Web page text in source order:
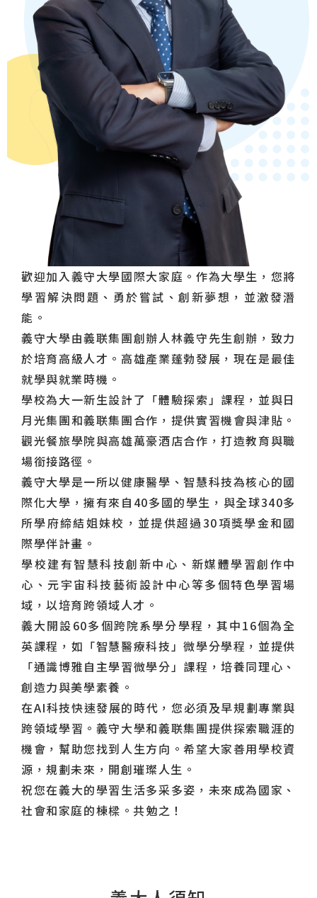
歡迎加入義守大學國際大家庭。作為大學生，您將
學習解決問題、勇於嘗試、創新夢想，並激發潛
能。
義守大學由義联集團創辦人林義守先生創辦，致力
於培育高級人才。高雄產業蓬勃發展，現在是最佳
就學與就業時機。
學校為大一新生設計了「體驗探索」課程，並與日
月光集團和義联集團合作，提供實習機會與津貼。
觀光餐旅學院與高雄萬豪酒店合作，打造教育與職
場銜接路徑。
義守大學是一所以健康醫學、智慧科技為核心的國
際化大學，擁有來自40多國的學生，與全球340多
所學府締結姐妹校，並提供超過30項獎學金和國
際學伴計畫。
學校建有智慧科技創新中心、新媒體學習創作中
心、元宇宙科技藝術設計中心等多個特色學習場
域，以培育跨領域人才。
義大開設60多個跨院系學分學程，其中16個為全
英課程，如「智慧醫療科技」微學分學程，並提供
「通識博雅自主學習微學分」課程，培養同理心、
創造力與美學素養。
在AI科技快速發展的時代，您必須及早規劃專業與
跨領域學習。義守大學和義联集團提供探索職涯的
機會，幫助您找到人生方向。希望大家善用學校資
源，規劃未來，開創璀璨人生。
祝您在義大的學習生活多采多姿，未來成為國家、
社會和家庭的棟樑。共勉之！